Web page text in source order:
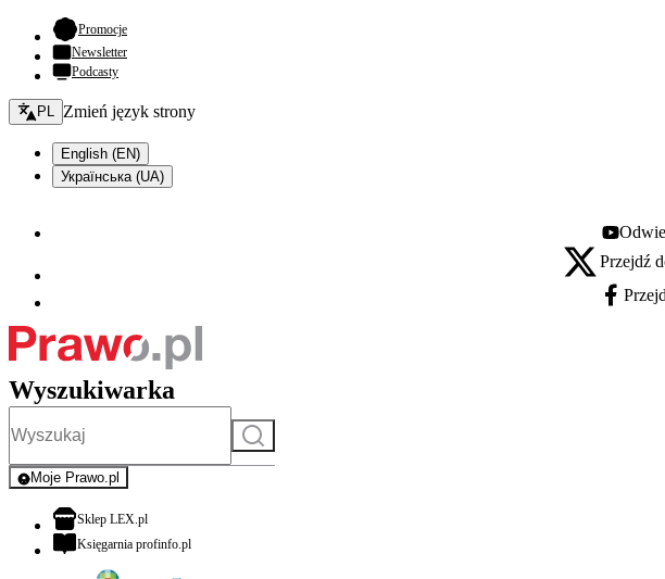
Promocje- otwiera się w nowej karcie
Newsletter
Podcasty
Zmień język - bieżący:
PL Zmień język strony
English (EN)
Українська (UA)
Youtube -
X - otwiera się w
Przejdź
Facebook -
Wyszukiwarka
Szukaj
Moje Prawo.pl
- rejestracja i logowanie do serwisu
Sklep LEX.plotwiera się w nowej karcie
Księgarnia profinfo.plotwiera się w nowej karcie